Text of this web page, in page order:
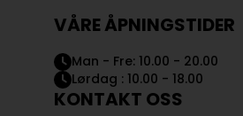
VÅRE ÅPNINGSTIDER
Man - Fre: 10.00 - 20.00
Lørdag : 10.00 - 18.00
KONTAKT OSS